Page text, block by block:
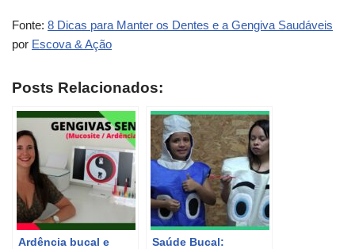
Fonte: 8 Dicas para Manter os Dentes e a Gengiva Saudáveis
por Escova & Ação
Posts Relacionados:
Ardência bucal e
Saúde Bucal: